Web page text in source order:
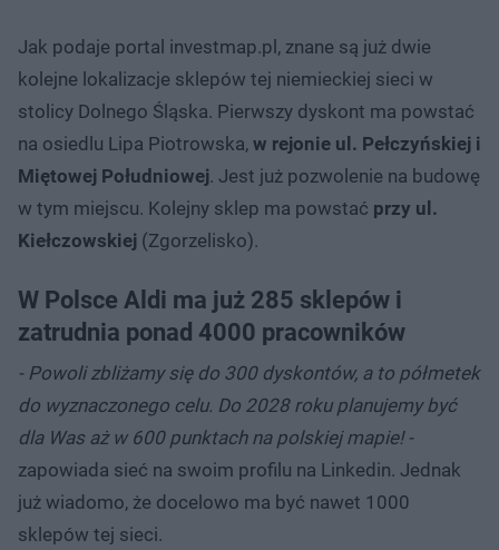
Jak podaje portal investmap.pl, znane są już dwie
kolejne lokalizacje sklepów tej niemieckiej sieci w
stolicy Dolnego Śląska. Pierwszy dyskont ma powstać
na osiedlu Lipa Piotrowska, w rejonie ul. Pełczyńskiej i
Miętowej Południowej. Jest już pozwolenie na budowę
w tym miejscu. Kolejny sklep ma powstać przy ul.
Kiełczowskiej (Zgorzelisko).
W Polsce Aldi ma już 285 sklepów i
zatrudnia ponad 4000 pracowników
- Powoli zbliżamy się do 300 dyskontów, a to półmetek
do wyznaczonego celu. Do 2028 roku planujemy być
dla Was aż w 600 punktach na polskiej mapie! -
zapowiada sieć na swoim profilu na Linkedin. Jednak
już wiadomo, że docelowo ma być nawet 1000
sklepów tej sieci.